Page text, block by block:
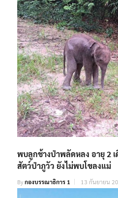
พบลูกช้างป่าพลัดหลง อายุ 2
สัตว์ป่าภูวัว ยังไม่พบโขลงแม่